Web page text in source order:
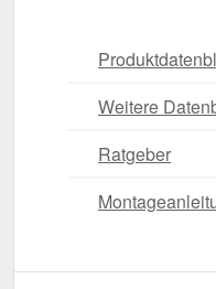
Weitere
Ratgeber